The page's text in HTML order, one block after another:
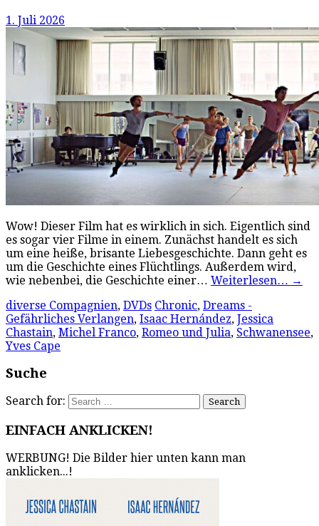
1. Juli 2026
Wow! Dieser Film hat es wirklich in sich. Eigentlich sind
es sogar vier Filme in einem. Zunächst handelt es sich
um eine heiße, brisante Liebesgeschichte. Dann geht es
um die Geschichte eines Flüchtlings. Außerdem wird,
wie nebenbei, die Geschichte einer… Weiterlesen… →
diverse Compagnien, DVDs Chronic, Dreams -
Gefährliches Verlangen, Isaac Hernández, Jessica
Chastain, Michel Franco, Romeo und Julia, Schwanensee,
Yves Cape
Suche
Search for:
EINFACH ANKLICKEN!
WERBUNG! Die Bilder hier unten kann man
anklicken...!